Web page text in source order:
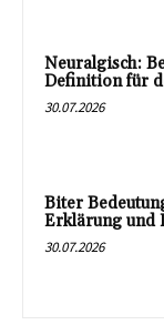
Neuralgisch:
Definition für
30.07.2026
Biter
Erklärung und
30.07.2026